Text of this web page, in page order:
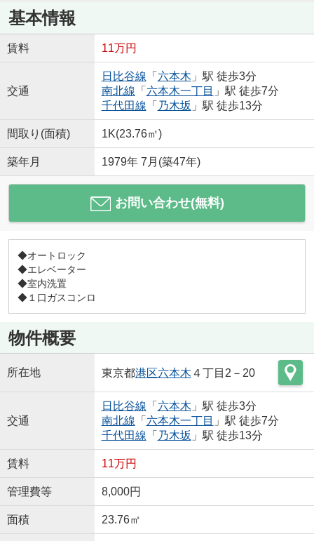
基本情報
賃料 11万円
交通
日比谷線 「 六本木 」駅 徒歩3分
南北線 「 六本木一丁目 」駅 徒歩7分
千代田線 「 乃木坂 」駅 徒歩13分
間取り(面積) 1K(23.76㎡)
築年月 1979年 7月(築47年)
お問い合わせ(無料)
◆オートロック
◆エレベーター
◆室内洗置
◆１口ガスコンロ
物件概要
所在地 東京都港区六本木 ４丁目2－20
交通
日比谷線 「 六本木 」駅 徒歩3分
南北線 「 六本木一丁目 」駅 徒歩7分
千代田線 「 乃木坂 」駅 徒歩13分
賃料 11万円
管理費等 8,000円
面積 23.76㎡